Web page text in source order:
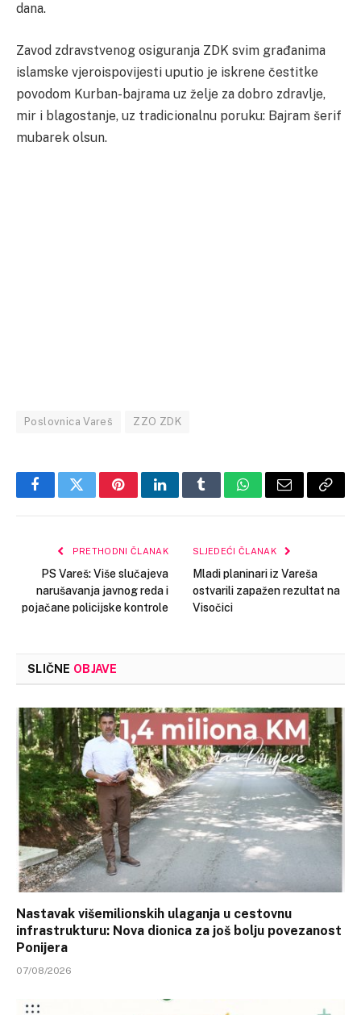
dana.
Zavod zdravstvenog osiguranja ZDK svim građanima
islamske vjeroispovijesti uputio je iskrene čestitke
povodom Kurban-bajrama uz želje za dobro zdravlje,
mir i blagostanje, uz tradicionalnu poruku: Bajram šerif
mubarek olsun.
Poslovnica Vareš ZZO ZDK
FacebookTwitterPinterestLinkedInTumblrWhatsApp
Email Copy
PRETHODNI ČLANAK
PS Vareš: Više slučajeva
narušavanja javnog reda i
pojačane policijske kontrole
SLJEDEĆI ČLANAK
Mladi planinari iz Vareša
ostvarili zapažen rezultat na
Visočici
SLIČNE OBJAVE
Nastavak višemilionskih ulaganja u cestovnu
infrastrukturu: Nova dionica za još bolju povezanost
Ponijera
07/08/2026